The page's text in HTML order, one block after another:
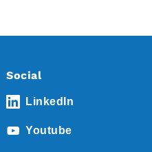
Social
LinkedIn
Youtube